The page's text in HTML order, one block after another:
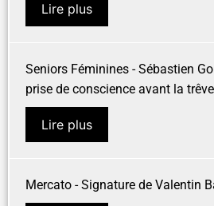
Lire plus
Seniors Féminines - Sébastien
prise de conscience avant la
Lire plus
Mercato - Signature de Valentin